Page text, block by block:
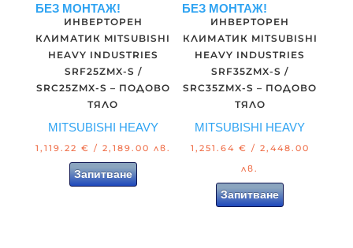
БЕЗ МОНТАЖ!
ИНВЕРТОРЕН
КЛИМАТИК MITSUBISHI
HEAVY INDUSTRIES
SRF25ZMX-S /
SRC25ZMX-S – ПОДОВО
ТЯЛО
MITSUBISHI HEAVY
1,119.22 € / 2,189.00 лв.
Запитване
БЕЗ МОНТАЖ!
ИНВЕРТОРЕН
КЛИМАТИК MITSUBISHI
HEAVY INDUSTRIES
SRF35ZMX-S /
SRC35ZMX-S – ПОДОВО
ТЯЛО
MITSUBISHI HEAVY
1,251.64 € / 2,448.00
лв.
Запитване